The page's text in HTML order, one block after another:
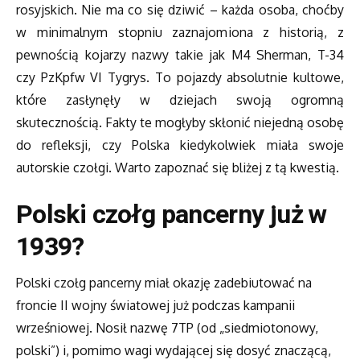
rosyjskich. Nie ma co się dziwić – każda osoba, choćby
w minimalnym stopniu zaznajomiona z historią, z
pewnością kojarzy nazwy takie jak M4 Sherman, T-34
czy PzKpfw VI Tygrys. To pojazdy absolutnie kultowe,
które zasłynęły w dziejach swoją ogromną
skutecznością. Fakty te mogłyby skłonić niejedną osobę
do refleksji, czy Polska kiedykolwiek miała swoje
autorskie czołgi. Warto zapoznać się bliżej z tą kwestią.
Polski czołg pancerny już w
1939?
Polski czołg pancerny miał okazję zadebiutować na
froncie II wojny światowej już podczas kampanii
wrześniowej. Nosił nazwę 7TP (od „siedmiotonowy,
polski”) i, pomimo wagi wydającej się dosyć znaczącą,